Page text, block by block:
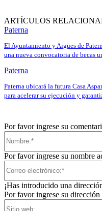
ARTÍCULOS
Paterna
El Ayuntamiento y Aigües de
una nueva convocatoria de becas
Paterna
Paterna ubicará la futura Casa
para acelerar su ejecución y
Por favor ingrese su
Por favor ingrese su nombre
¡Has introducido una
Por favor ingrese su